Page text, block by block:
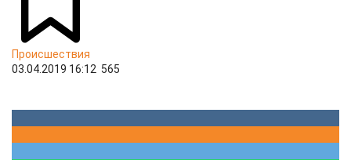
Происшествия
03.04.2019 16:12 565